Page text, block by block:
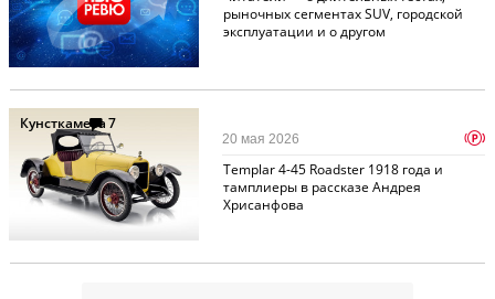
рыночных сегментах SUV, городской
эксплуатации и о другом
Кунсткамера7
Templar 4-45 Roadster 1918 года и
тамплиеры в рассказе Андрея
Хрисанфова
20 мая 2026 p